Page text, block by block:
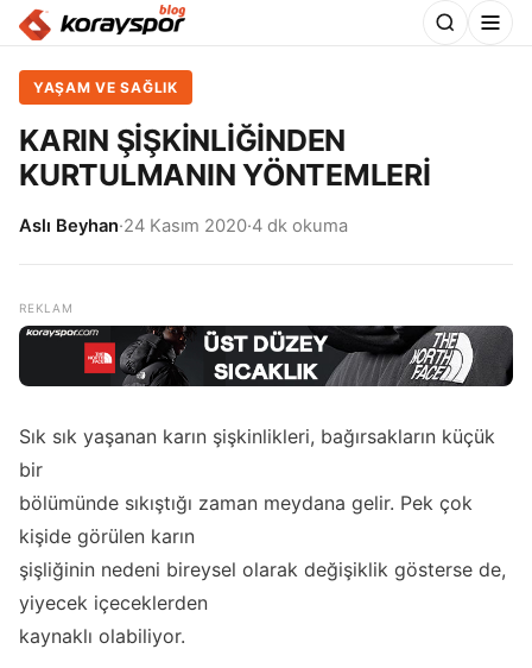
YAŞAM VE SAĞLIK
KARIN ŞİŞKİNLİĞİNDEN
KURTULMANIN YÖNTEMLERİ
Aslı Beyhan·24 Kasım 2020·4 dk okuma
Sık sık yaşanan karın şişkinlikleri, bağırsakların küçük
bir
bölümünde sıkıştığı zaman meydana gelir. Pek çok
kişide görülen karın
şişliğinin nedeni bireysel olarak değişiklik gösterse de,
yiyecek içeceklerden
kaynaklı olabiliyor.